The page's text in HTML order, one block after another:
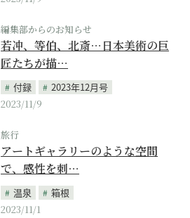
編集部からのお知らせ
若冲、等伯、北斎…日本美術の巨
匠たちが描…
付録
2023年12月号
2023/11/9
旅行
アートギャラリーのような空間
で、感性を刺…
温泉
箱根
2023/11/1